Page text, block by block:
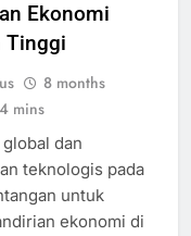
Ekonomi
Tinggi
8 months
4 mins
dan
teknologis pada
untuk
ekonomi di